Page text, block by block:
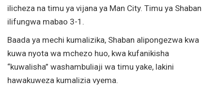
ilicheza na timu ya vijana ya Man City. Timu ya Shaban
ilifungwa mabao 3-1.
Baada ya mechi kumalizika, Shaban alipongezwa kwa
kuwa nyota wa mchezo huo, kwa kufanikisha
“kuwalisha” washambuliaji wa timu yake, lakini
hawakuweza kumalizia vyema.